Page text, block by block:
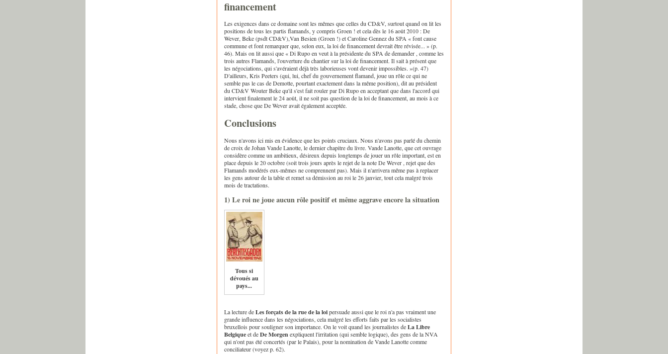
financement
Les exigences dans ce domaine sont les mêmes que celles du CD&V, surtout quand on lit les
positions de tous les partis flamands, y compris Groen ! et cela dès le 16 août 2010 : De
Wever, Beke (psdt CD&V),Van Besien (Groen !) et Caroline Gennez du SPA « font cause
commune et font remarquer que, selon eux, la loi de financement devrait être révisée... » (p.
46). Mais on lit aussi que « Di Rupo en veut à la présidente du SPA de demander , comme les
trois autres Flamands, l'ouverture du chantier sur la loi de financement. Il sait à présent que
les négociations, qui s'avéraient déjà très laborieuses vont devenir impossibles. »(p. 47)
D'ailleurs, Kris Peeters (qui, lui, chef du gouvernement flamand, joue un rôle ce qui ne
semble pas le cas de Demotte, pourtant exactement dans la même position), dit au président
du CD&V Wouter Beke qu'il s'est fait rouler par Di Rupo en acceptant que dans l'accord qui
intervient finalement le 24 août, il ne soit pas question de la loi de financement, au mois à ce
stade, chose que De Wever avait également acceptée.
Conclusions
Nous n'avons ici mis en évidence que les points cruciaux. Nous n'avons pas parlé du chemin
de croix de Johan Vande Lanotte, le dernier chapitre du livre. Vande Lanotte, que cet ouvrage
considère comme un ambitieux, désireux depuis longtemps de jouer un rôle important, est en
place depuis le 20 octobre (soit trois jours après le rejet de la note De Wever , rejet que des
Flamands modérés eux-mêmes ne comprennent pas). Mais il n'arrivera même pas à replacer
les gens autour de la table et remet sa démission au roi le 26 janvier, tout cela malgré trois
mois de tractations.
1) Le roi ne joue aucun rôle positif et même aggrave encore la situation
Tous si
dévoués au
pays...
La lecture deLes forçats de la rue de la loipersuade aussi que le roi n'a pas vraiment une
grande influence dans les négociations, cela malgré les efforts faits par les socialistes
bruxellois pour souligner son importance. On le voit quand les journalistes deLa Libre
Belgiqueet deDe Morgenexpliquent l'irritation (qui semble logique), des gens de la NVA
qui n'ont pas été concertés (par le Palais), pour la nomination de Vande Lanotte comme
conciliateur (voyez p. 62).